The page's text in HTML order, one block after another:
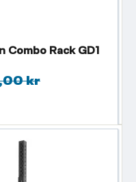
Rack GD1
kr